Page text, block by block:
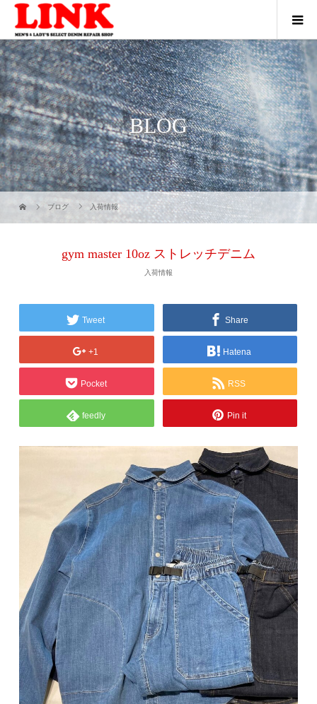
BLOG
ブログ 入荷情報
gym master 10oz ストレッチデニム
入荷情報
Tweet Share
+1 Hatena
Pocket RSS
feedly Pin it